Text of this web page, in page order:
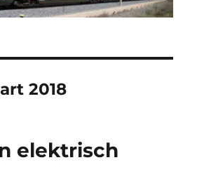
2018
elektrisch